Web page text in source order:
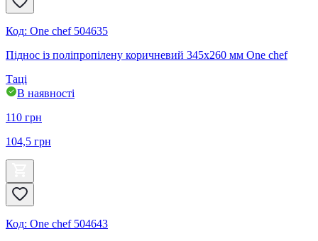
Код: One chef 504635
Піднос із поліпропілену коричневий 345х260 мм One chef
Таці
В наявності
110 грн
104,5 грн
Код: One chef 504643